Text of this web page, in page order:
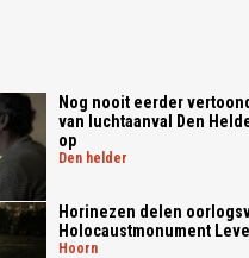
Nog nooit eerder
van luchtaanval Den
op
den helder
Horinezen delen
Holocaustmonument
hoorn